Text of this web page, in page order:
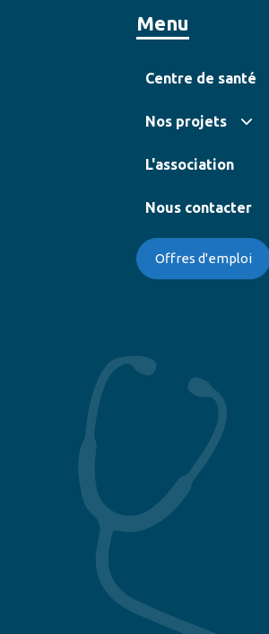
Menu
Centre de santé
Nos projets
L'association
Nous contacter
Offres d'emploi